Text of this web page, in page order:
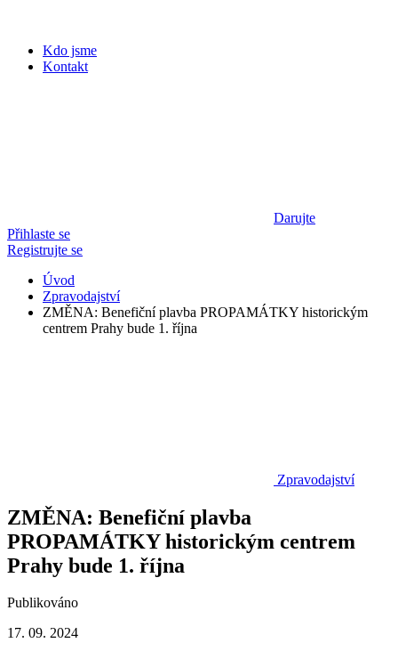
Kdo jsme
Kontakt
Darujte
Přihlaste se
Registrujte se
Úvod
Zpravodajství
ZMĚNA: Benefiční plavba PROPAMÁTKY historickým
centrem Prahy bude 1. října
Zpravodajství
ZMĚNA: Benefiční plavba
PROPAMÁTKY historickým centrem
Prahy bude 1. října
Publikováno
17. 09. 2024